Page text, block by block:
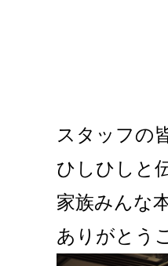
スタッフの
ひしひしと
家族みんな
ありがとう